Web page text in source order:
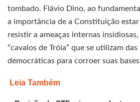
tombado. Flávio Dino, ao
a importância de a Constituição
resistir a ameaças internas
“cavalos de Tróia” que se utilizam
democráticas para corroer suas
Leia Também